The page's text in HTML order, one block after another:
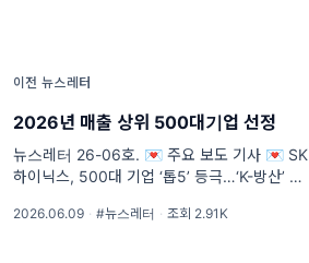
이전 뉴스레터
2026년 매출 상위 500대기업 선정
뉴스레터 26-06호. 💌 주요 보도 기사 💌 SK
하이닉스, 500대 기업 ‘톱5’ 등극…‘K-방산’ 대
기업 총매출 4305조원…하한선 1조4026억
2026.06.09 · #뉴스레터 · 조회 2.91K